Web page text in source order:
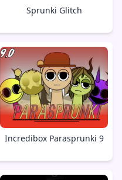
Sprunki Glitch
Incredibox Parasprunki 9